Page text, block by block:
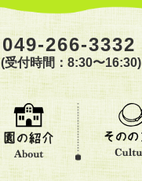
049-266-3332
(受付時間：8:30〜16:30)